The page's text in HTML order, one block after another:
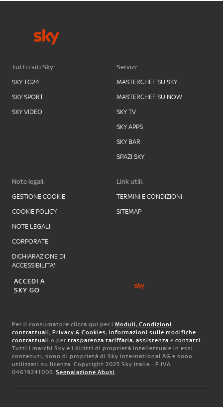
Tutti i siti Sky:
SKY TG24
SKY SPORT
SKY VIDEO
Servizi:
MASTERCHEF SU SKY
MASTERCHEF SU NOW
SKY TV
SKY APPS
SKY BAR
SPAZI SKY
Note legali:
GESTIONE COOKIE
COOKIE POLICY
NOTE LEGALI
CORPORATE
DICHIARAZIONE DI
ACCESSIBILITA'
Link utili:
TERMINI E CONDIZIONI
SITEMAP
ACCEDI A
SKY GO
Per il consumatore clicca qui per i Moduli, Condizioni
contrattuali , Privacy & Cookies, informazioni sulle modifiche
contrattuali o per trasparenza tariffaria, assistenza e contatti
Tutti i marchi Sky e i diritti di proprietà intellettuale in essi
contenuti, sono di proprietà di Sky international AG e sono
utilizzati su licenza. Copyright 2025 Sky Italia - P.IVA
04619241005. Segnalazione Abusi